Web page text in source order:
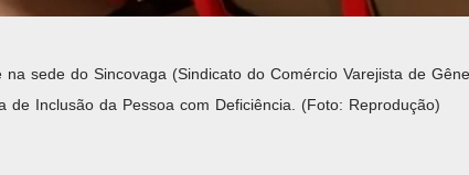
na sede do Sincovaga (Sindicato do Comércio Varejista de
de Inclusão da Pessoa com Deficiência. (Foto: Reprodução)